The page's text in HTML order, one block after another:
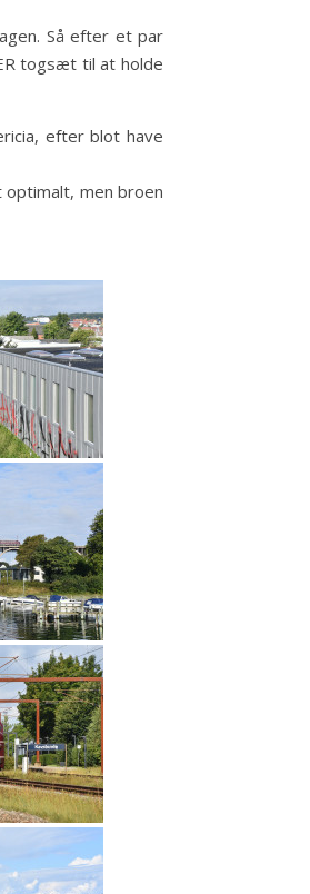
Så efter et par
togsæt til at holde
efter blot have
men broen